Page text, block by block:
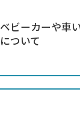
ベビーカーや車
について